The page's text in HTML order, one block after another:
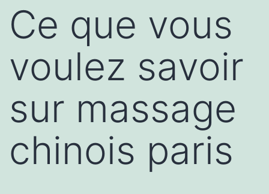
Ce que vous
voulez savoir
sur massage
chinois paris